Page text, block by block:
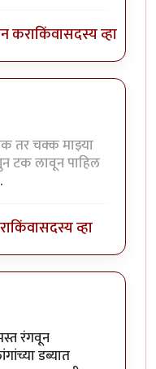
कराकिंवासदस्य व्हा
तर चक्क माझ्या
टक लावून पाहिल
किंवासदस्य व्हा
रंगवून
डब्यात